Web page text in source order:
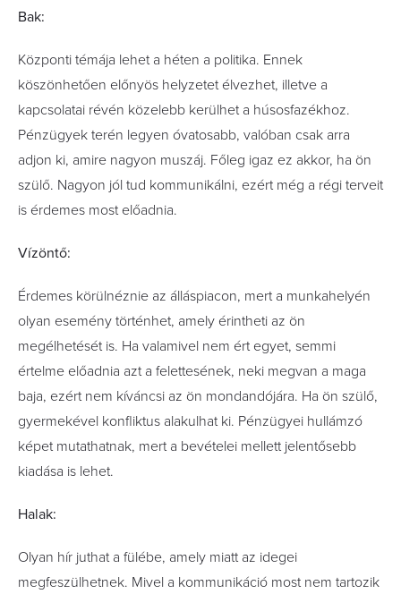
Bak:
Központi témája lehet a héten a politika. Ennek
köszönhetően előnyös helyzetet élvezhet, illetve a
kapcsolatai révén közelebb kerülhet a húsosfazékhoz.
Pénzügyek terén legyen óvatosabb, valóban csak arra
adjon ki, amire nagyon muszáj. Főleg igaz ez akkor, ha ön
szülő. Nagyon jól tud kommunikálni, ezért még a régi terveit
is érdemes most előadnia.
Vízöntő:
Érdemes körülnéznie az álláspiacon, mert a munkahelyén
olyan esemény történhet, amely érintheti az ön
megélhetését is. Ha valamivel nem ért egyet, semmi
értelme előadnia azt a felettesének, neki megvan a maga
baja, ezért nem kíváncsi az ön mondandójára. Ha ön szülő,
gyermekével konfliktus alakulhat ki. Pénzügyei hullámzó
képet mutathatnak, mert a bevételei mellett jelentősebb
kiadása is lehet.
Halak:
Olyan hír juthat a fülébe, amely miatt az idegei
megfeszülhetnek. Mivel a kommunikáció most nem tartozik